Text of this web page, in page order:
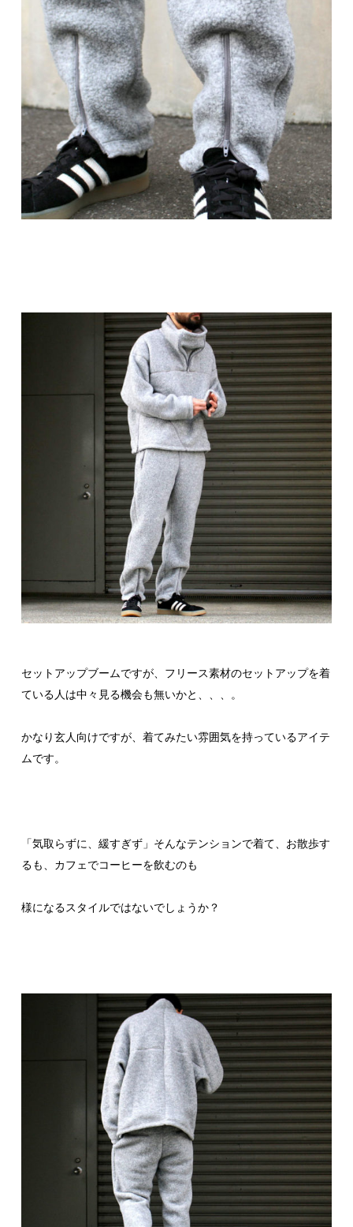
セットアップブームですが、フリース素材のセットアップを着
ている人は中々見る機会も無いかと、、、。
かなり玄人向けですが、着てみたい雰囲気を持っているアイテ
ムです。
「気取らずに、緩すぎず」そんなテンションで着て、お散歩す
るも、カフェでコーヒーを飲むのも
様になるスタイルではないでしょうか？